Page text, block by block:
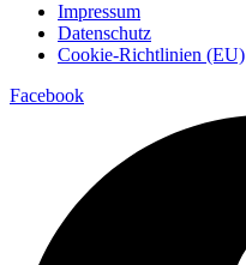
Impressum
Datenschutz
Cookie-Richtlinien (EU)
Facebook